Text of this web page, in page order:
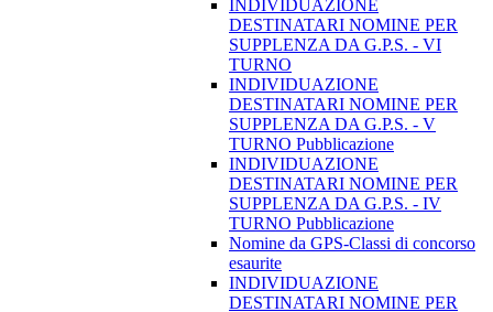
INDIVIDUAZIONE
DESTINATARI NOMINE PER
SUPPLENZA DA G.P.S. - VI
TURNO
INDIVIDUAZIONE
DESTINATARI NOMINE PER
SUPPLENZA DA G.P.S. - V
TURNO Pubblicazione
INDIVIDUAZIONE
DESTINATARI NOMINE PER
SUPPLENZA DA G.P.S. - IV
TURNO Pubblicazione
Nomine da GPS-Classi di concorso
esaurite
INDIVIDUAZIONE
DESTINATARI NOMINE PER